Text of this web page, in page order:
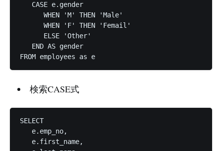
   CASE e.gender
      WHEN 'M' THEN 'Male'
      WHEN 'F' THEN 'Femail'
      ELSE 'Other'
   END AS gender
検索CASE式
SELECT
   e.emp_no,
   e.first_name,